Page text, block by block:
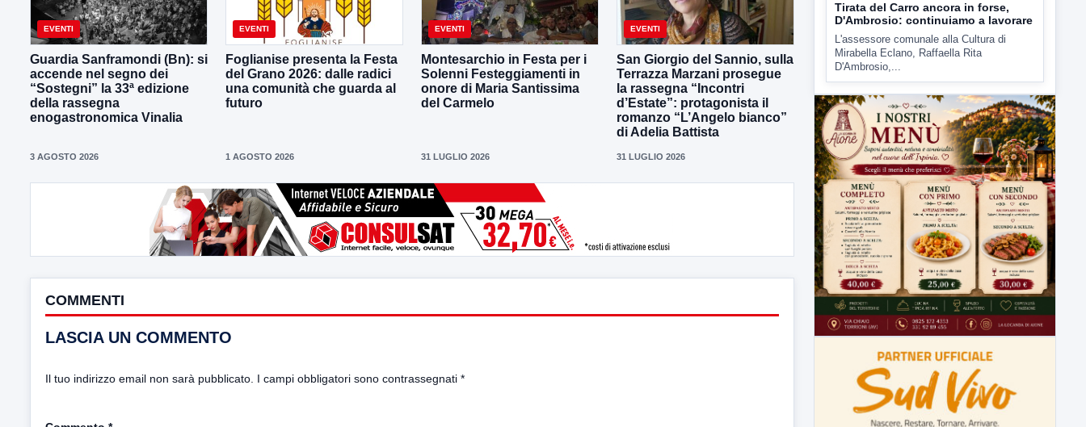
EVENTI
Guardia Sanframondi (Bn): si
accende nel segno dei
“Sostegni” la 33ª edizione
della rassegna
enogastronomica Vinalia
3 AGOSTO 2026
EVENTI
Foglianise presenta la Festa
del Grano 2026: dalle radici
una comunità che guarda al
futuro
1 AGOSTO 2026
EVENTI
Montesarchio in Festa per i
Solenni Festeggiamenti in
onore di Maria Santissima
del Carmelo
31 LUGLIO 2026
EVENTI
San Giorgio del Sannio, sulla
Terrazza Marzani prosegue
la rassegna “Incontri
d’Estate”: protagonista il
romanzo “L’Angelo bianco”
di Adelia Battista
31 LUGLIO 2026
COMMENTI
LASCIA UN COMMENTO
Il tuo indirizzo email non sarà pubblicato. I campi obbligatori sono contrassegnati *
Tirata del Carro ancora in forse,
D'Ambrosio: continuiamo a lavorare
L'assessore comunale alla Cultura di
Mirabella Eclano, Raffaella Rita
D'Ambrosio,...